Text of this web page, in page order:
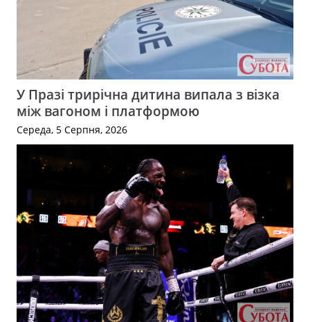
У Празі трирічна дитина випала з візка
між вагоном і платформою
Середа, 5 Серпня, 2026